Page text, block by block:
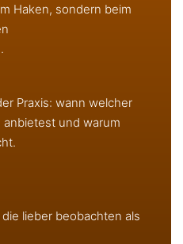
Haken, sondern beim
Praxis: wann welcher
und warum
lieber beobachten als